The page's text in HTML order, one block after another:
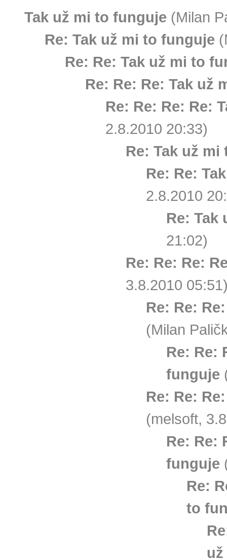
Tak už mi to funguje (Milan
Re: Tak už mi to funguje
Re: Re: Tak už mi to
Re: Re: Re: Tak už
Re: Re: Re: Re:
2.8.2010 20:33)
Re: Tak už
Re: Re:
2.8.2010
Re: Tak
21:02)
Re: Re: Re:
3.8.2010
Re: Re:
(Milan
Re: Re:
funguje
Re: Re:
(melsoft,
Re: Re:
funguje
Re:
to